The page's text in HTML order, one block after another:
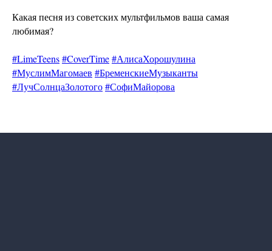
Какая песня из советских мультфильмов ваша самая
любимая?
#LimeTeens#CoverTime#АлисаХорошулина
#МуслимМагомаев #БременскиеМузыканты
#ЛучСолнцаЗолотого#СофиМайорова
Контакты
info@limeradio.ru